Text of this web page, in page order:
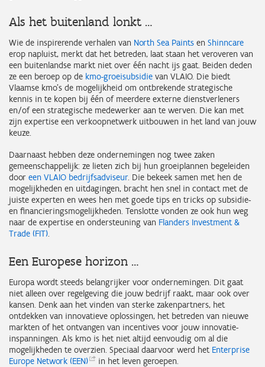
Als het buitenland lonkt …
Wie de inspirerende verhalen van North Sea Paints en Shinncare
erop napluist, merkt dat het betreden, laat staan het veroveren van
een buitenlandse markt niet over één nacht ijs gaat. Beiden deden
ze een beroep op de kmo-groeisubsidie van VLAIO. Die biedt
Vlaamse kmo's de mogelijkheid om ontbrekende strategische
kennis in te kopen bij één of meerdere externe dienstverleners
en/of een strategische medewerker aan te werven. Die kan met
zijn expertise een verkoopnetwerk uitbouwen in het land van jouw
keuze.
Daarnaast hebben deze ondernemingen nog twee zaken
gemeenschappelijk: ze lieten zich bij hun groeiplannen begeleiden
door een VLAIO bedrijfsadviseur. Die bekeek samen met hen de
mogelijkheden en uitdagingen, bracht hen snel in contact met de
juiste experten en wees hen met goede tips en tricks op subsidie-
en financieringsmogelijkheden. Tenslotte vonden ze ook hun weg
naar de expertise en ondersteuning van Flanders Investment &
Trade (FIT).
Een Europese horizon …
Europa wordt steeds belangrijker voor ondernemingen. Dit gaat
niet alleen over regelgeving die jouw bedrijf raakt, maar ook over
kansen. Denk aan het vinden van sterke zakenpartners, het
ontdekken van innovatieve oplossingen, het betreden van nieuwe
markten of het ontvangen van incentives voor jouw innovatie-
inspanningen. Als kmo is het niet altijd eenvoudig om al die
mogelijkheden te overzien. Speciaal daarvoor werd het Enterprise
Europe Network (EEN) in het leven geroepen.